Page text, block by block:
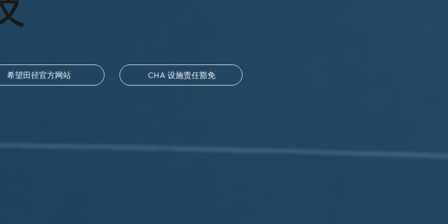
希望田径官方网站 CHA 设施责任豁免